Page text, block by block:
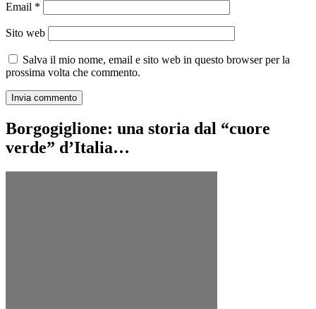
Email *
Sito web
Salva il mio nome, email e sito web in questo browser per la
prossima volta che commento.
Borgogiglione: una storia dal “cuore
verde” d’Italia…